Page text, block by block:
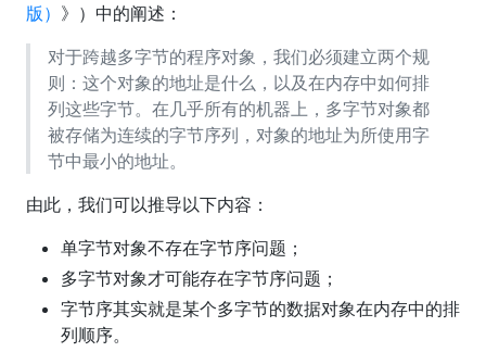
版） 》）中的阐述：
对于跨越多字节的程序对象，我们必须建立两个规
则：这个对象的地址是什么，以及在内存中如何排
列这些字节。在几乎所有的机器上，多字节对象都
被存储为连续的字节序列，对象的地址为所使用字
节中最小的地址。
由此，我们可以推导以下内容：
单字节对象不存在字节序问题；
多字节对象才可能存在字节序问题；
字节序其实就是某个多字节的数据对象在内存中的排
列顺序。